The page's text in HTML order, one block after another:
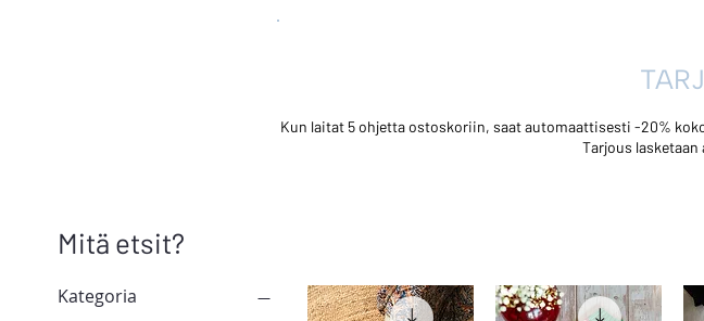
Mitä etsit?
Kategoria
Kun laitat 5 ohjetta ostoskoriin, saat automaattisesti -20%
Tarjous